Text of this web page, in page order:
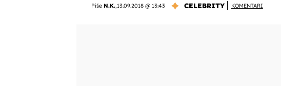
Piše N.K.,13.09.2018 @ 13:43 CELEBRITY KOMENTARI